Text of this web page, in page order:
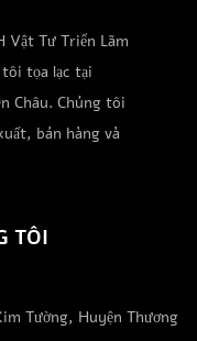
Vật Tư Triển Lãm
tọa lạc tại
Châu. Chúng tôi
bán hàng và
TÔI
Tường, Huyện Thương